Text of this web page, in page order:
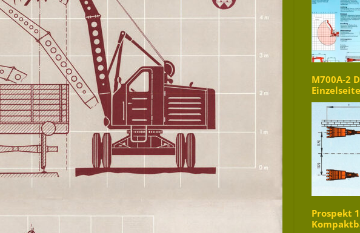
M700A-2
Prospekt